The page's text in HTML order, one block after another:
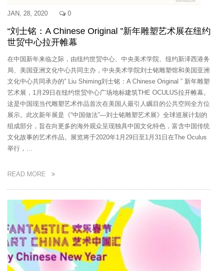
JAN, 28, 2020 0
“刘士铭：A Chinese Original ”新年雕塑艺术展在纽约
世贸中心拉开帷幕
在中国新年来临之际，由纽约世贸中心、中央美术学院、纽约新泽西港务
局、美国亚洲文化中心共同主办，中央美术学院刘士铭雕塑馆和美国亚洲
文化中心共同承办的“ Liu Shiming刘士铭：A Chinese Original ” 新年雕塑
艺术展，1月29日在纽约世贸中心广场地标建筑THE OCULUS拉开帷幕。
这是中国现当代雕塑艺术作品首次在美国人最引人瞩目的公共空间全方位
展示。此次新年展是《“中国做法”—刘士铭雕塑艺术展》全球巡展计划的
组成部分，旨在向更多的海外观众呈现独具中国文化特色，富含中国传统
文化故事的艺术作品。展览将于2020年1月29日至1月31日在The Oculus
举行，…
READ MORE